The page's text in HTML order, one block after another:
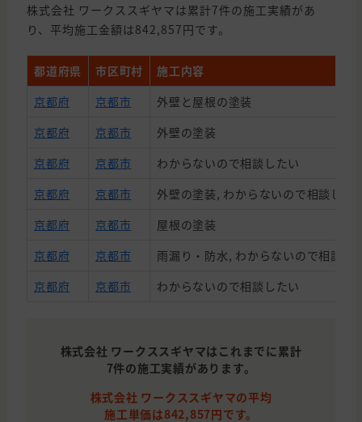
株式会社 ワークススギヤマは累計7件の施工実績があ
り、平均施工金額は842,857円です。
都道府県 市区町村
施工内容
京都府
京都市
外壁と屋根の塗装
京都府
京都市
外壁の塗装
京都府
京都市
わからないので相談したい
京都府
京都市
外壁の塗装, わからないので相談した
京都府
京都市
屋根の塗装
京都府
京都市
雨漏り・防水, わからないので相談し
京都府
京都市 わからないので相談したい
株式会社 ワークススギヤマはこれまでに累計
7件の施工実績があります。
株式会社 ワークススギヤマの平均
施工単価は842,857円です。